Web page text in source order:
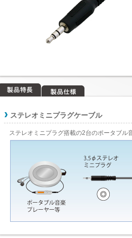
ステレオミニプラグケーブル
ステレオミニプラグ搭載の2台のポータブ